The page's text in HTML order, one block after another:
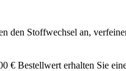
den Stoffwechsel an,
€ Bestellwert erhalten Sie